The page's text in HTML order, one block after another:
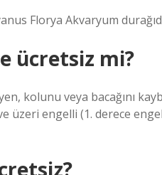
Florya Akvaryum
ücretsiz mi?
kolunu veya bacağını
üzeri engelli (1. derece